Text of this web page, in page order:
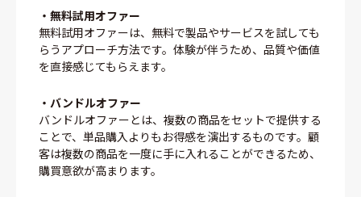
・無料試用オファー
無料試用オファーは、無料で製品やサービスを試しても
らうアプローチ方法です。体験が伴うため、品質や価値
を直接感じてもらえます。
・バンドルオファー
バンドルオファーとは、複数の商品をセットで提供する
ことで、単品購入よりもお得感を演出するものです。顧
客は複数の商品を一度に手に入れることができるため、
購買意欲が高まります。